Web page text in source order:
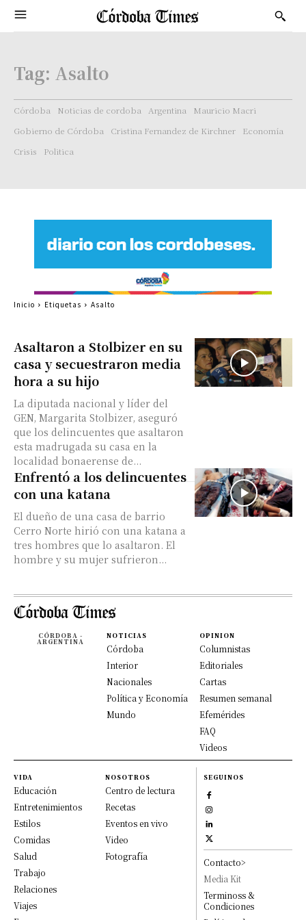
Tag: Asalto
Córdoba Noticias de cordoba Argentina
Mauricio Macri
Gobierno de Córdoba
Cristina Fernandez de Kirchner
Economía
Crisis
Politica
Asaltaron a Stolbizer en su
casa y secuestraron media
hora a su hijo
La diputada nacional y líder del
GEN, Margarita Stolbizer, aseguró
que los delincuentes que asaltaron
esta madrugada su casa en la
localidad bonaerense de...
Enfrentó a los delincuentes
con una katana
El dueño de una casa de barrio
Cerro Norte hirió con una katana a
tres hombres que lo asaltaron. El
hombre y su mujer sufrieron...
Inicio Etiquetas Asalto
CÓRDOBA -
ARGENTINA
NOTICIAS
Córdoba
Interior
Nacionales
Política y Economía
Mundo
OPINION
Columnistas
Editoriales
Cartas
Resumen semanal
Efemérides
FAQ
Videos
VIDA
Educación
Entretenimientos
Estilos
Comidas
Salud
Trabajo
Relaciones
Viajes
NOSOTROS
Centro de lectura
Recetas
Eventos en vivo
Video
Fotografía
SEGUINOS
Contacto>
Media Kit
Terminoss &
Condiciones